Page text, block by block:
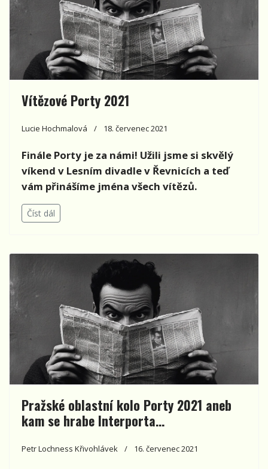
Vítězové Porty 2021
Lucie Hochmalová 18. červenec 2021
Finále Porty je za námi! Užili jsme si skvělý
víkend v Lesním divadle v Řevnicích a teď
vám přinášíme jména všech vítězů.
Číst dál
Pražské oblastní kolo Porty 2021 aneb
kam se hrabe Interporta…
Petr Lochness Křivohlávek 16. červenec 2021